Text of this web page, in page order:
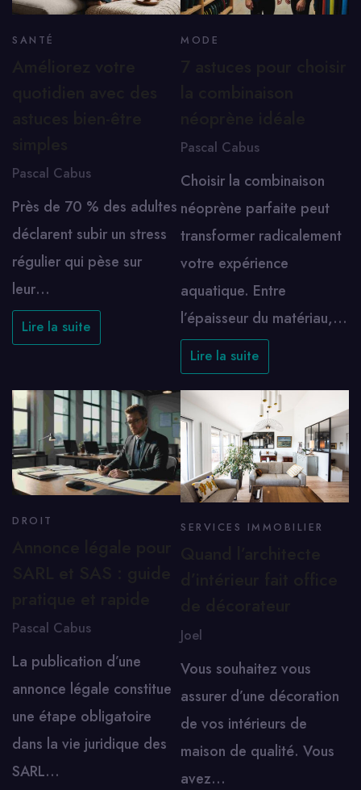
SANTÉ
Pascal Cabus
Près de 70 % des adultes
déclarent subir un stress
régulier qui pèse sur
leur…
Lire la suite
MODE
Pascal Cabus
Choisir la combinaison
néoprène parfaite peut
transformer radicalement
votre expérience
aquatique. Entre
l’épaisseur du matériau,…
Lire la suite
DROIT
Pascal Cabus
La publication d’une
annonce légale constitue
une étape obligatoire
dans la vie juridique des
SARL…
SERVICES IMMOBILIER
Joel
Vous souhaitez vous
assurer d’une décoration
de vos intérieurs de
maison de qualité. Vous
avez…